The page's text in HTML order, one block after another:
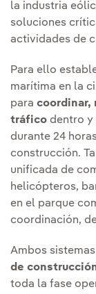
la industria
soluciones
actividades de
Para ello
marítima en la
para coordinar,
tráfico dentro y
durante 24
construcción.
unificada de
helicópteros,
en el parque
coordinación,
Ambos sistemas
de
toda la fase